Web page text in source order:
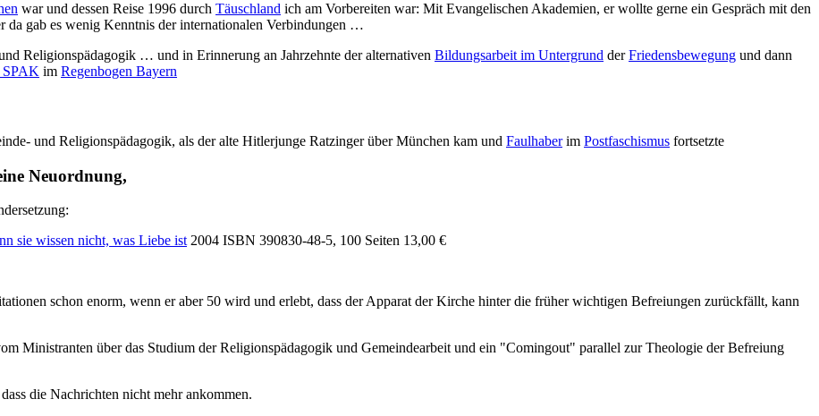
war und dessen Reise 1996 durch Täuschland ich am Vorbereiten war: Mit Evangelischen Akademien, er wollte gerne ein Gespräch mit den
da gab es wenig Kenntnis der internationalen Verbindungen …
Religionspädagogik … und in Erinnerung an Jahrzehnte der alternativen Bildungsarbeit im Untergrund derFriedensbewegung und dann
im Regenbogen Bayern
und Religionspädagogik, als der alte Hitlerjunge Ratzinger über München kam und Faulhaberim Postfaschismus fortsetzte
Neuordnung,
sie wissen nicht, was Liebe ist 2004 ISBN 390830-48-5, 100 Seiten 13,00 €
schon enorm, wenn er aber 50 wird und erlebt, dass der Apparat der Kirche hinter die früher wichtigen Befreiungen zurückfällt, kann
Ministranten über das Studium der Religionspädagogik und Gemeindearbeit und ein "Comingout" parallel zur Theologie der Befreiung
die Nachrichten nicht mehr ankommen.